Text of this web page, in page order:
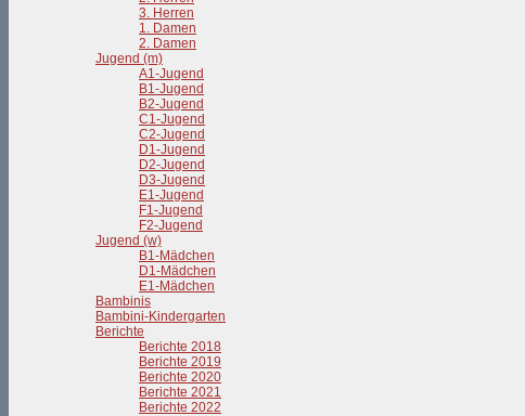
3. Herren
1. Damen
2. Damen
Jugend (m)
A1-Jugend
B1-Jugend
B2-Jugend
C1-Jugend
C2-Jugend
D1-Jugend
D2-Jugend
D3-Jugend
E1-Jugend
F1-Jugend
F2-Jugend
Jugend (w)
B1-Mädchen
D1-Mädchen
E1-Mädchen
Bambinis
Bambini-Kindergarten
Berichte
Berichte 2018
Berichte 2019
Berichte 2020
Berichte 2021
Berichte 2022